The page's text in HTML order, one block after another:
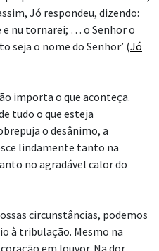
Jó respondeu, dizendo:
e nu tornarei; … o Senhor o
seja o nome do Senhor’ (Jó
importa o que aconteça.
tudo o que esteja
o desânimo, a
lindamente tanto na
no agradável calor do
circunstâncias, podemos
à tribulação. Mesmo na
em louvor. Na dor,